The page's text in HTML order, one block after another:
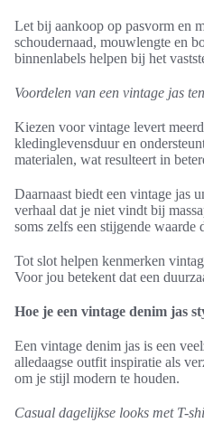
Let bij aankoop op pasvorm en
schoudernaad, mouwlengte en
binnenlabels helpen bij het
Voordelen van een vintage jas
Kiezen voor vintage levert
kledinglevensduur en
materialen, wat resulteert in
Daarnaast biedt een vintage jas
verhaal dat je niet vindt bij
soms zelfs een stijgende waarde
Tot slot helpen kenmerken
Voor jou betekent dat een
Hoe je een vintage denim jas
Een vintage denim jas is een
alledaagse outfit inspiratie als
om je stijl modern te houden.
Casual dagelijkse looks met T-